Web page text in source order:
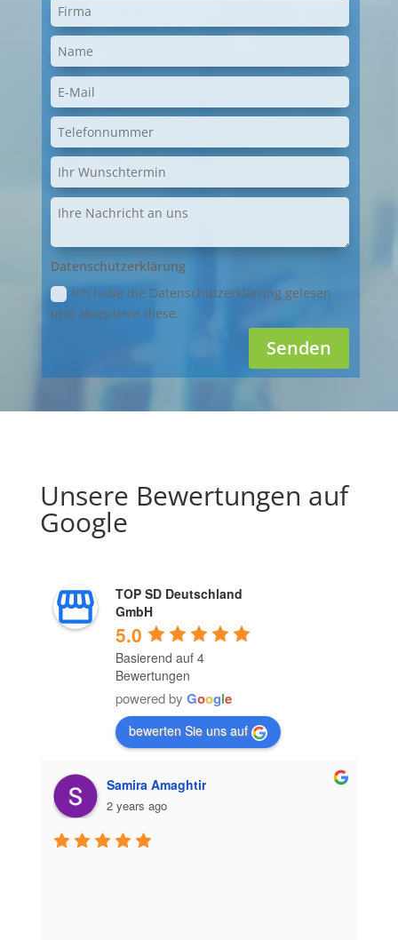
Datenschutzerklärung
Ich habe die Datenschutzerklärung gelesen
und akzeptiere diese.
Senden
Unsere Bewertungen auf
Google
TOP SD Deutschland
GmbH
5.0
Basierend auf 4
Bewertungen
powered by Google
bewerten Sie uns auf
Samira Amaghtir
2 years ago